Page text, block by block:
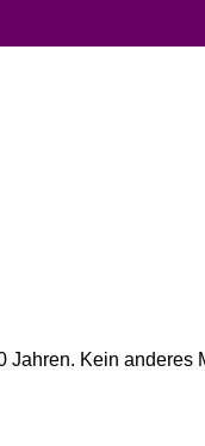
Kein anderes